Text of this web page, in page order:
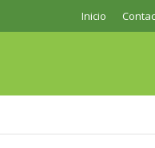
Inicio